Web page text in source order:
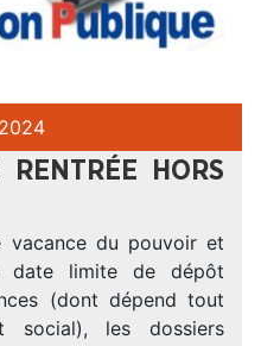
2024
RENTRÉE HORS
vacance du pouvoir et
limite de dépôt
(dont dépend tout
social), les dossiers